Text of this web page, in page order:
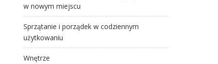
w nowym miejscu
Sprzątanie i porządek w codziennym
użytkowaniu
Wnętrze